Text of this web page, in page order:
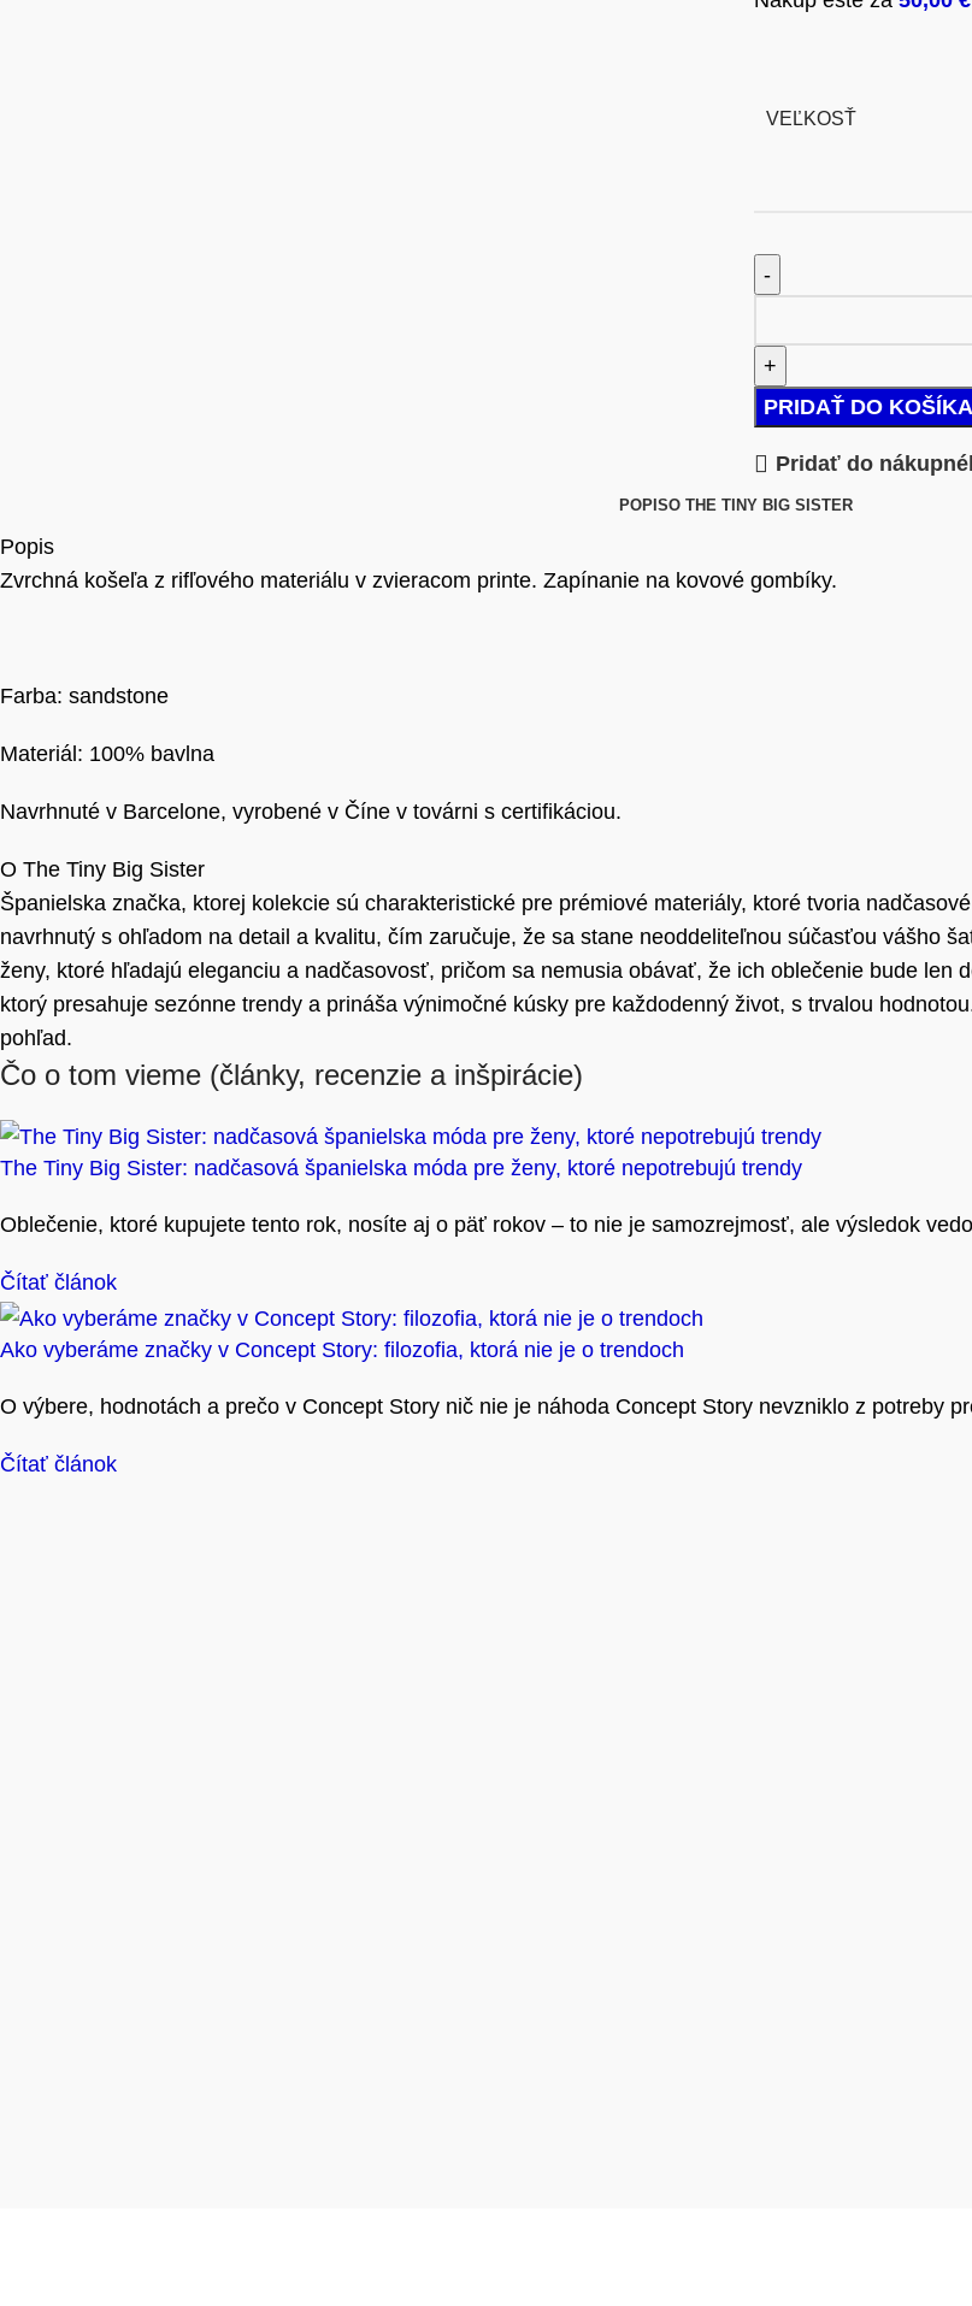
VEĽKOSŤ
PRIDAŤ DO KOŠÍKA
Pridať do
POPISO THE TINY BIG SISTER
Popis
Zvrchná košeľa z rifľového materiálu v zvieracom printe. Zapínanie na kovové gombíky.
Farba: sandstone
Materiál: 100% bavlna
Navrhnuté v Barcelone, vyrobené v Číne v továrni s certifikáciou.
O The Tiny Big Sister
Španielska značka, ktorej kolekcie sú charakteristické pre prémiové materiály, ktoré tvoria
navrhnutý s ohľadom na detail a kvalitu, čím zaručuje, že sa stane neoddeliteľnou súčasťou vášho
ženy, ktoré hľadajú eleganciu a nadčasovosť, pričom sa nemusia obávať, že ich oblečenie bude len
ktorý presahuje sezónne trendy a prináša výnimočné kúsky pre každodenný život, s trvalou
pohľad.
Čo o tom vieme (články, recenzie a inšpirácie)
The Tiny Big Sister: nadčasová španielska móda pre ženy, ktoré nepotrebujú trendy
Oblečenie, ktoré kupujete tento rok, nosíte aj o päť rokov – to nie je samozrejmosť, ale výsledok
Čítať článok
Ako vyberáme značky v Concept Story: filozofia, ktorá nie je o trendoch
O výbere, hodnotách a prečo v Concept Story nič nie je náhoda Concept Story nevzniklo z potreby
Čítať článok